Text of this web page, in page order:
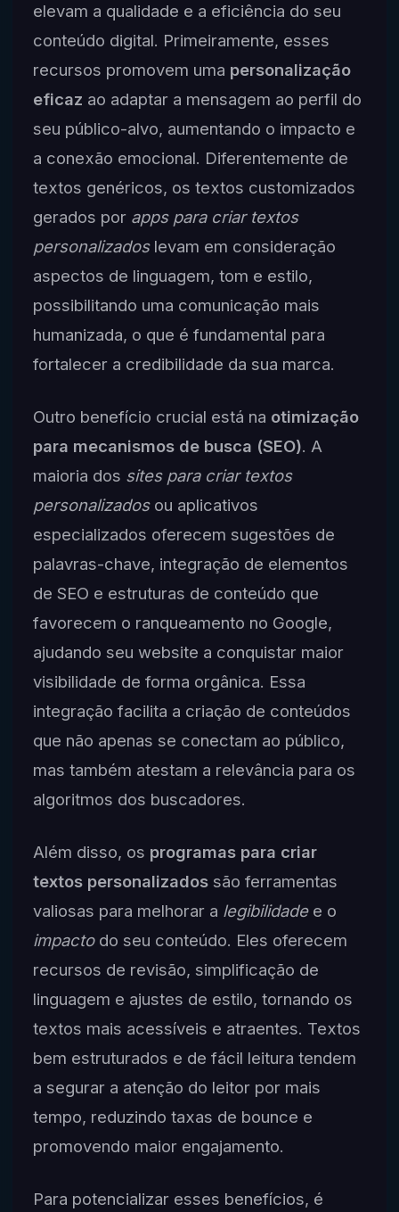
elevam a qualidade e a eficiência do seu
conteúdo digital. Primeiramente, esses
recursos promovem uma personalização
eficaz ao adaptar a mensagem ao perfil do
seu público-alvo, aumentando o impacto e
a conexão emocional. Diferentemente de
textos genéricos, os textos customizados
gerados por apps para criar textos
personalizadoslevam em consideração
aspectos de linguagem, tom e estilo,
possibilitando uma comunicação mais
humanizada, o que é fundamental para
fortalecer a credibilidade da sua marca.
Outro benefício crucial está na otimização
para mecanismos de busca (SEO). A
maioria dos sites para criar textos
personalizadosou aplicativos
especializados oferecem sugestões de
palavras-chave, integração de elementos
de SEO e estruturas de conteúdo que
favorecem o ranqueamento no Google,
ajudando seu website a conquistar maior
visibilidade de forma orgânica. Essa
integração facilita a criação de conteúdos
que não apenas se conectam ao público,
mas também atestam a relevância para os
algoritmos dos buscadores.
Além disso, os programas para criar
textos personalizadossão ferramentas
valiosas para melhorar a legibilidadee o
impactodo seu conteúdo. Eles oferecem
recursos de revisão, simplificação de
linguagem e ajustes de estilo, tornando os
textos mais acessíveis e atraentes. Textos
bem estruturados e de fácil leitura tendem
a segurar a atenção do leitor por mais
tempo, reduzindo taxas de bounce e
promovendo maior engajamento.
Para potencializar esses benefícios, é